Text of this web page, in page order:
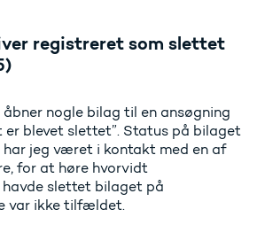
registreret som slettet
nogle bilag til en ansøgning
er blevet slettet”. Status på bilaget
har jeg været i kontakt med en af
for at høre hvorvidt
havde slettet bilaget på
var ikke tilfældet.